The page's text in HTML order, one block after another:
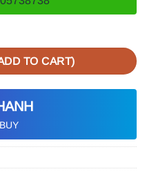
2018 | 145105A2A02 số lượng
TO CART)